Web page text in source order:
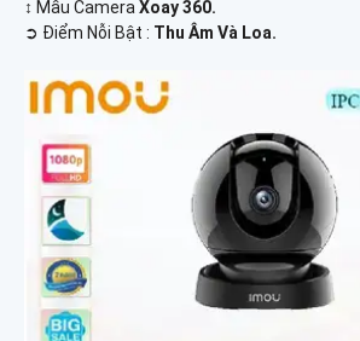
↕️ Mẫu Camera Xoay 360.
️➲ Điểm Nỗi Bật : Thu Âm Và Loa.